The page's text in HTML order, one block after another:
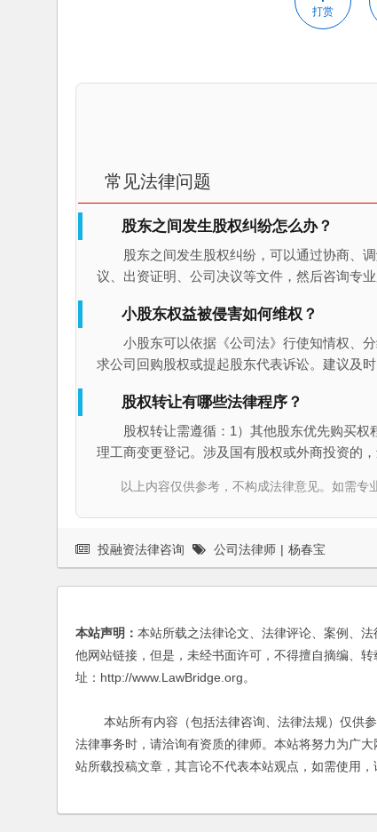
打赏
常见法律问题
股东之间发生股权纠纷怎么办？
股东之间发生股权纠纷，可以通过协商、
议、出资证明、公司决议等文件，然后咨询专
小股东权益被侵害如何维权？
小股东可以依据《公司法》行使知情权、
求公司回购股权或提起股东代表诉讼。建议及
股权转让有哪些法律程序？
股权转让需遵循：1）其他股东优先购买
理工商变更登记。涉及国有股权或外商投资的，
以上内容仅供参考，不构成法律意见。如需
投融资法律咨询 公司法律师 | 杨春宝
本站声明： 本站所载之法律论文、法律评论、案例、
他网站链接，但是，未经书面许可，不得擅自摘编、
址：http://www.LawBridge.org。
本站所有内容（包括法律咨询、法律法规）仅供参
法律事务时，请洽询有资质的律师。本站将努力为广
站所载投稿文章，其言论不代表本站观点，如需使用，